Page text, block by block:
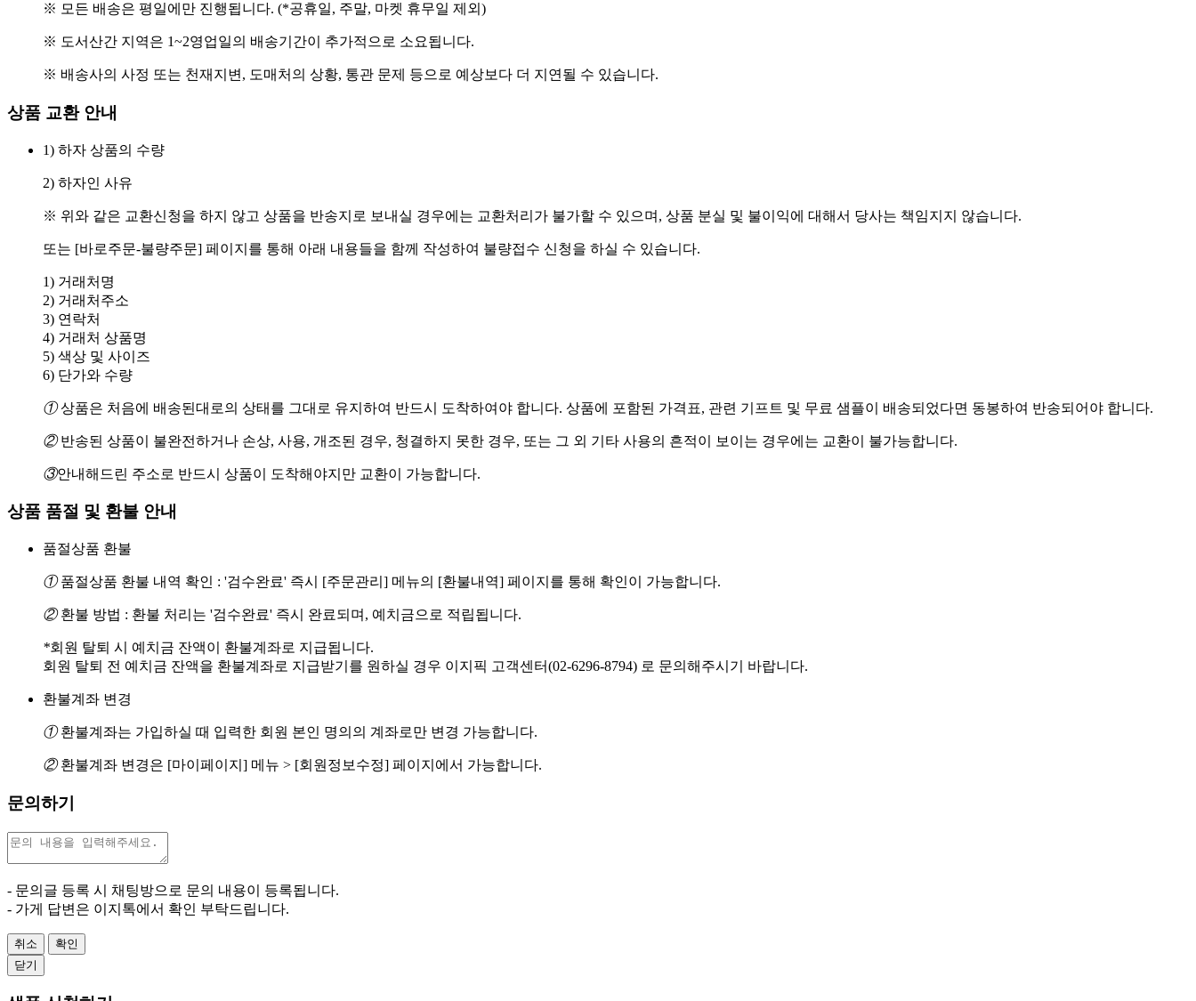
※ 모든 배송은 평일에만 진행됩니다. (*공휴일, 주말, 마켓 휴무일 제외)
※ 도서산간 지역은 1~2영업일의 배송기간이 추가적으로 소요됩니다.
※ 배송사의 사정 또는 천재지변, 도매처의 상황, 통관 문제 등으로 예상보다 더 지연될 수 있습니다.
상품 교환 안내
1) 하자 상품의 수량
2) 하자인 사유
※ 위와 같은 교환신청을 하지 않고 상품을 반송지로 보내실 경우에는 교환처리가 불가할 수 있으며, 상품 분실 및 불이익에 대해서 당사는 책임지지 않습니다.
또는 [바로주문-불량주문] 페이지를 통해 아래 내용들을 함께 작성하여 불량접수 신청을 하실 수 있습니다.
1) 거래처명
2) 거래처주소
3) 연락처
4) 거래처 상품명
5) 색상 및 사이즈
6) 단가와 수량
①상품은 처음에 배송된대로의 상태를 그대로 유지하여 반드시 도착하여야 합니다. 상품에 포함된 가격표, 관련 기프트 및 무료 샘플이 배송되었다면 동봉하여 반송되어야 합니다.
②반송된 상품이 불완전하거나 손상, 사용, 개조된 경우, 청결하지 못한 경우, 또는 그 외 기타 사용의 흔적이 보이는 경우에는 교환이 불가능합니다.
③안내해드린 주소로 반드시 상품이 도착해야지만 교환이 가능합니다.
상품 품절 및 환불 안내
품절상품 환불
①품절상품 환불 내역 확인 : '검수완료' 즉시 [주문관리] 메뉴의 [환불내역] 페이지를 통해 확인이 가능합니다.
②환불 방법 : 환불 처리는 '검수완료' 즉시 완료되며, 예치금으로 적립됩니다.
*회원 탈퇴 시 예치금 잔액이 환불계좌로 지급됩니다.
회원 탈퇴 전 예치금 잔액을 환불계좌로 지급받기를 원하실 경우 이지픽 고객센터(02-6296-8794) 로 문의해주시기 바랍니다.
환불계좌 변경
①환불계좌는 가입하실 때 입력한 회원 본인 명의의 계좌로만 변경 가능합니다.
②환불계좌 변경은 [마이페이지] 메뉴 > [회원정보수정] 페이지에서 가능합니다.
문의하기
- 문의글 등록 시 채팅방으로 문의 내용이 등록됩니다.
- 가게 답변은 이지톡에서 확인 부탁드립니다.
취소
확인
닫기